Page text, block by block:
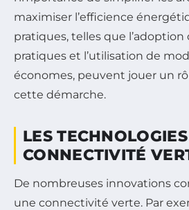
maximiser l’efficience
pratiques, telles que
pratiques et l’utilisation de
économes, peuvent jouer un
cette démarche.
LES
CONNECTIVITÉ
De nombreuses innovations
une connectivité verte. Par